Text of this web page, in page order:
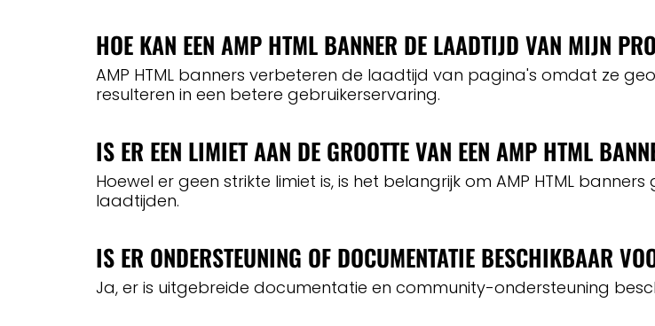
HOE KAN EEN AMP HTML BANNER DE LAADTIJD VAN MIJN
AMP HTML banners verbeteren de laadtijd van pagina's omdat ze
resulteren in een betere gebruikerservaring.
IS ER EEN LIMIET AAN DE GROOTTE VAN EEN AMP HTML
Hoewel er geen strikte limiet is, is het belangrijk om AMP HTML
laadtijden.
IS ER ONDERSTEUNING OF DOCUMENTATIE BESCHIKBAAR
Ja, er is uitgebreide documentatie en community-ondersteuning